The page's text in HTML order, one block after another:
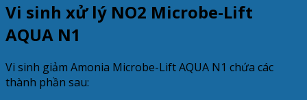
Vi sinh xử lý NO2 Microbe-Lift
AQUA N1
Vi sinh giảm Amonia Microbe-Lift AQUA N1 chứa các
thành phần sau: